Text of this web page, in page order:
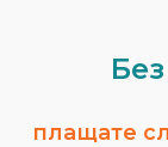
плащате